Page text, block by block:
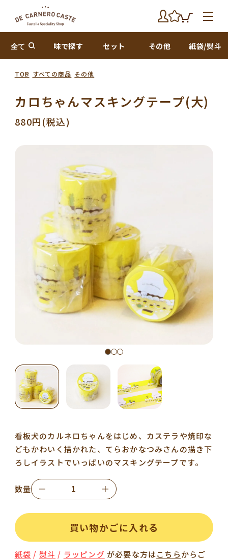
全て 味で探す セット その他 紙袋/熨斗
カロちゃんマスキングテープ(大)
880円(税込)
看板犬のカルネロちゃんをはじめ、カステラや焼印な
どもかわいく描かれた、てらおかなつみさんの描き下
ろしイラストでいっぱいのマスキングテープです。
数量
買い物かごに入れる
紙袋 / 熨斗 / ラッピング が必要な方はこちらからご
TOP すべての商品 その他